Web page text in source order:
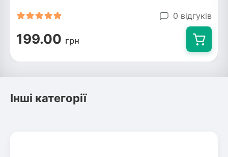
0 відгуків
199.00 грн
Інші категорії